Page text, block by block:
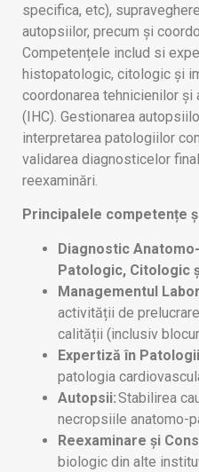
specifica, etc),
autopsiilor, precum și
Competențele includ si
histopatologic, citologic și
coordonarea tehnicienilor și
(IHC). Gestionarea
interpretarea patologiilor
validarea diagnosticelor
reexaminări.
Principalele competențe
Diagnostic Anatomo-
Patologic, Citologic
Managementul
activității de
calității (inclusiv
Expertiză în
patologia
Autopsii:Stabilirea
necropsiile anatomo-
Reexaminare și
biologic din alte